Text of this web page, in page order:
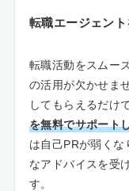
転職エージェン
転職活動をスムー
の活用が欠かせま
してもらえるだけ
を無料でサポート
は自己PRが弱く
なアドバイスを受
す。